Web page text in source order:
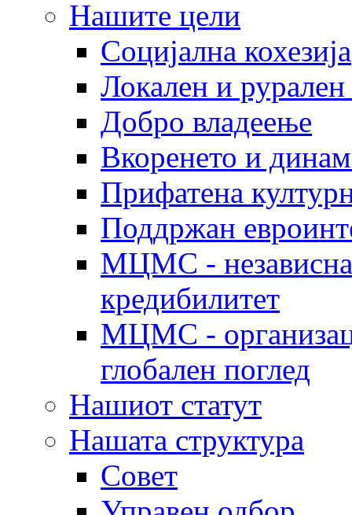
Нашите цели
Социјална кохезија
Локален и рурален
Добро владеење
Вкоренето и
Прифатена
Поддржан
МЦМС - независна
кредибилитет
МЦМС -
глобален поглед
Нашиот статут
Нашата структура
Совет